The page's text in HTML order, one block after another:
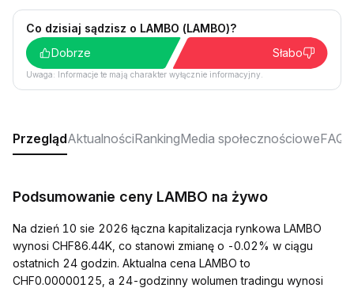
Co dzisiaj sądzisz o LAMBO (LAMBO)?
Dobrze
Słabo
Uwaga: Informacje te mają charakter wyłącznie informacyjny.
PrzeglądAktualnościRankingMedia społecznościoweFAQ
Podsumowanie ceny LAMBO na żywo
Na dzień 10 sie 2026 łączna kapitalizacja rynkowa LAMBO
wynosi CHF86.44K, co stanowi zmianę o -0.02% w ciągu
ostatnich 24 godzin. Aktualna cena LAMBO to
CHF0.00000125, a 24-godzinny wolumen tradingu wynosi